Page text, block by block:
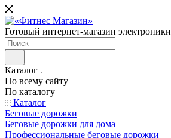
Готовый интернет-магазин электроники
Каталог
По всему сайту
По каталогу
Каталог
Беговые дорожки
Беговые дорожки для дома
Профессиональные беговые дорожки